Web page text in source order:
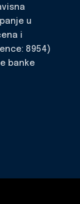
u
i
8954)
banke